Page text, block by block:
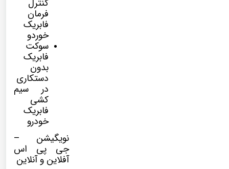
کنترل
فرمان
فابریک
خوردو
سوکت
فابریک
بدون
دستکاری
در سیم
کشی
فابریک
خودرو
نویگیشن –
جی پی اس
آفلاین و آنلاین